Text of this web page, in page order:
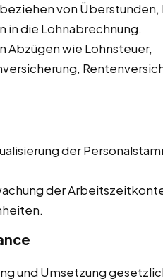
von Überstunden,
in die Lohnabrechnung.
Abzügen wie Lohnsteuer,
der
der
und Umsetzung